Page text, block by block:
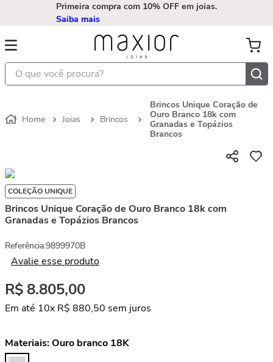
Primeira compra com 10% OFF em joias.
Saiba mais
O que você procura?
Joias Brincos
Brincos Unique Coração de
Ouro Branco 18k com
Granadas e Topázios
Brancos
COLEÇÃO UNIQUE
Brincos Unique Coração de Ouro Branco 18k com
Granadas e Topázios Brancos
Referência:9899970B
Avalie esse produto
R$ 8.805,00
Em até 10x R$ 880,50 sem juros
Materiais:Ouro branco 18K